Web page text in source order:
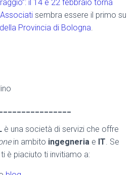
il 14 e 22 febbraio torna
Associati sembra essere il primo su
Provincia di Bologna.
è una società di servizi che offre
in ambito ingegneria e IT. Se
è piaciuto ti invitiamo a: